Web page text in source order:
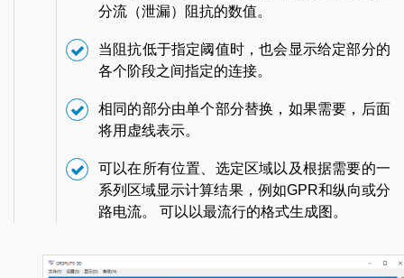
分流（泄漏）阻抗的数值。
当阻抗低于指定阈值时，也会显示给定部分的
各个阶段之间指定的连接。
相同的部分由单个部分替换，如果需要，后面
将用虚线表示。
可以在所有位置、选定区域以及根据需要的一
系列区域显示计算结果，例如GPR和纵向或分
路电流。 可以以最流行的格式生成图。